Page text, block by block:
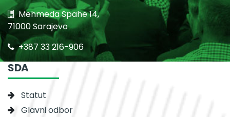
Mehmeda Spahe 14,
71000 Sarajevo
+387 33 216-906
SDA
Statut
Glavni odbor